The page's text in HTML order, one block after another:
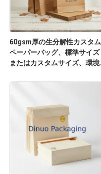
60gsm厚の生分解性カスタム
ペーパーバッグ、標準サイズ
またはカスタムサイズ、環境